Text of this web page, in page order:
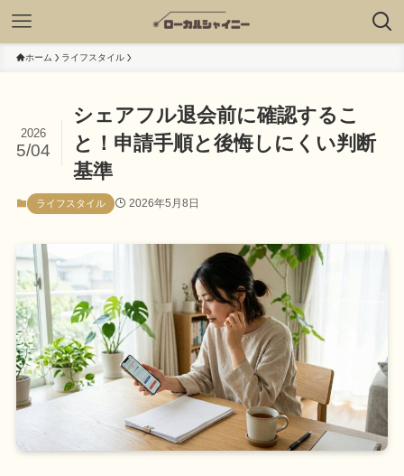
ホーム ライフスタイル
シェアフル退会前に確認するこ
と！申請手順と後悔しにくい判断
基準
2026
5/04
ライフスタイル 2026年5月8日